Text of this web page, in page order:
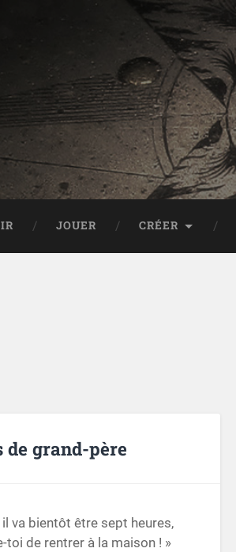
JOUER CRÉER
de grand-père
il va bientôt être sept heures,
toi de rentrer à la maison ! »